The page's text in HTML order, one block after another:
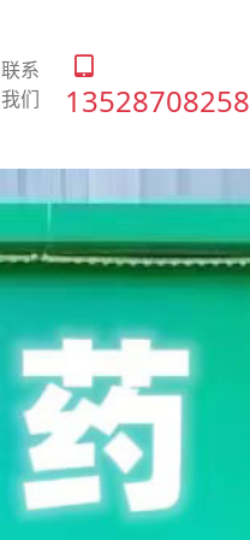
联系
我们
13528708258